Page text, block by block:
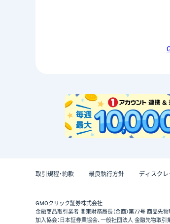
取引規程・約款 最良執行方針 ディスクレ
GMOクリック証券株式会社
金融商品取引業者 関東財務局長（金商）第77号 商品先
加入協会：日本証券業協会、一般社団法人 金融先物取